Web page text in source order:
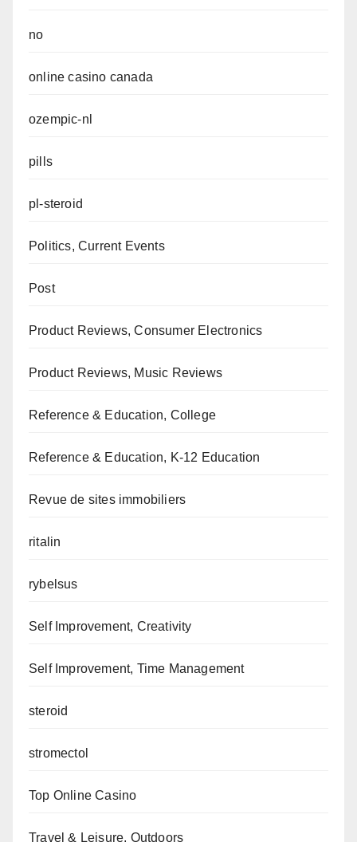
no
online casino canada
ozempic-nl
pills
pl-steroid
Politics, Current Events
Post
Product Reviews, Consumer Electronics
Product Reviews, Music Reviews
Reference & Education, College
Reference & Education, K-12 Education
Revue de sites immobiliers
ritalin
rybelsus
Self Improvement, Creativity
Self Improvement, Time Management
steroid
stromectol
Top Online Casino
Travel & Leisure, Outdoors